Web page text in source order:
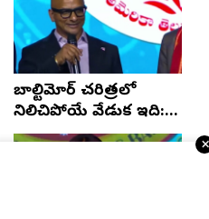
బాల్టిమోర్ చరిత్రలో
నిలిచిపోయే వేడుక ఇది:
శ్రీధర్ బానాల